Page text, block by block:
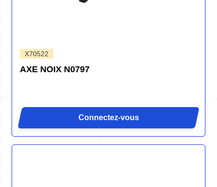
X70522
AXE NOIX N0797
Connectez-vous